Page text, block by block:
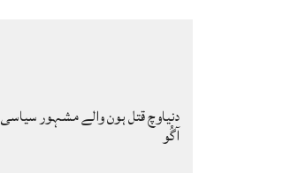
دنیاوچ قتل ہون والے مشہور سیاسی
آگُو